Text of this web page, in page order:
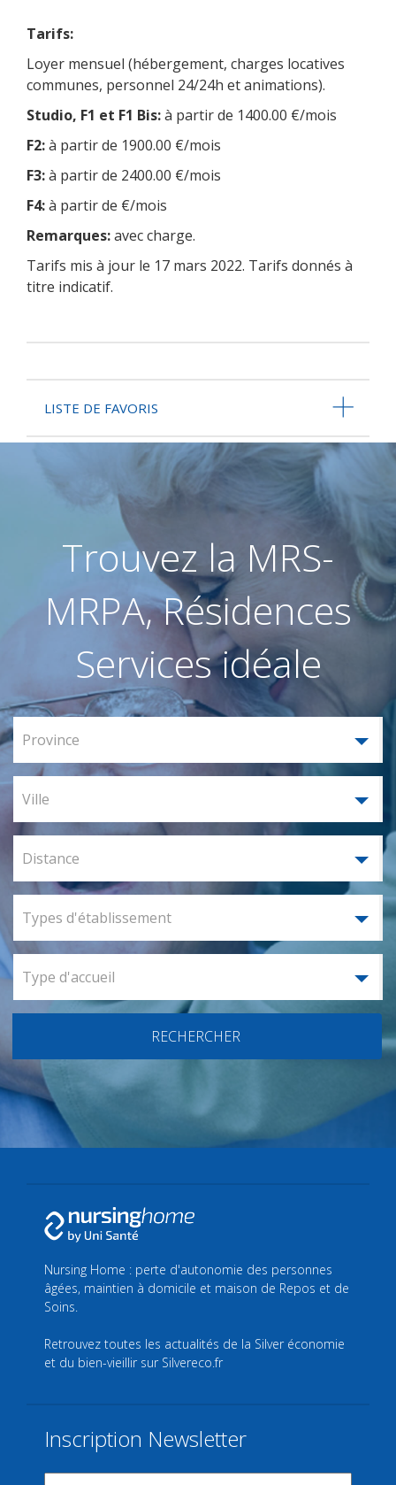
Tarifs:
Loyer mensuel (hébergement, charges locatives
communes, personnel 24/24h et animations).
Studio, F1 et F1 Bis:à partir de 1400.00 €/mois
F2:à partir de 1900.00 €/mois
F3:à partir de 2400.00 €/mois
F4:à partir de €/mois
Remarques:avec charge.
Tarifs mis à jour le 17 mars 2022. Tarifs donnés à
titre indicatif.
LISTE DE FAVORIS
Trouvez la MRS-
MRPA, Résidences
Services idéale
Province
Ville
Distance
Types d'établissement
Type d'accueil
RECHERCHER
Nursing Home : perte d'autonomie des personnes
âgées, maintien à domicile et maison de Repos et de
Soins.
Retrouvez toutes les actualités de la Silver économie
et du bien-vieillir sur Silvereco.fr
Inscription Newsletter